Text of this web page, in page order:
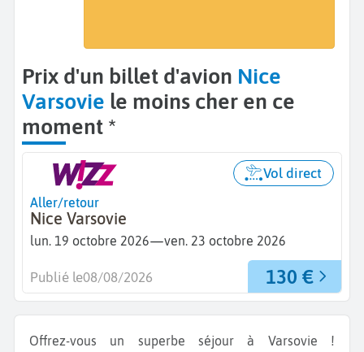
Prix d'un billet d'avion Nice
Varsovie le moins cher en ce
moment *
Aller/retour
Nice Varsovie
lun. 19 octobre 2026—ven. 23 octobre 2026
Vol direct
130 €
Publié le08/08/2026
Offrez-vous un superbe séjour à Varsovie !